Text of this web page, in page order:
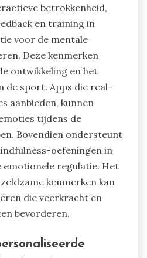
betrokkenheid,
en training in
voor de mentale
Deze kenmerken
ontwikkeling en het
de sport. Apps die real-
aanbieden, kunnen
tijdens de
Bovendien ondersteunt
oefeningen in
emotionele regulatie. Het
kenmerken kan
die veerkracht en
bevorderen.